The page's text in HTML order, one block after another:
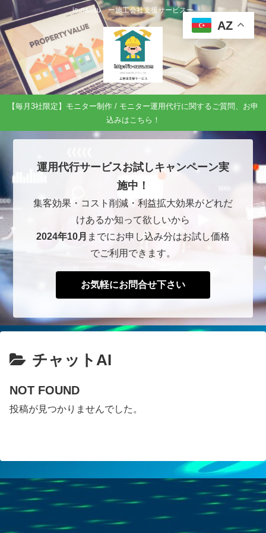
ie-naosu ー施工会社支援サービスー
【毎月3社限定】モニター制作 / モニター運用代行に関するご質問、お申
込みはこちら！
運用代行サービスお試しキャンペーン実
施中！
集客効果・コスト削減・利益拡大効果がどれだ
けあるか知って欲しいから
2024年10月 までにお申し込み分はお試し価格
でご利用できます。
お気軽にお問合せ下さい
チャットAI
NOT FOUND
投稿が見つかりませんでした。
AZ